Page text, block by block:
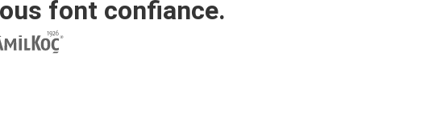
font confiance.